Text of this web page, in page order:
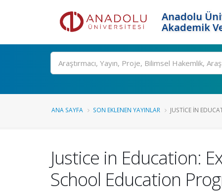
Anadolu
Akademik
Ara
ANA SAYFA SON EKLENEN YAYINLAR JUSTICE IN
Justice in Education:
School Education